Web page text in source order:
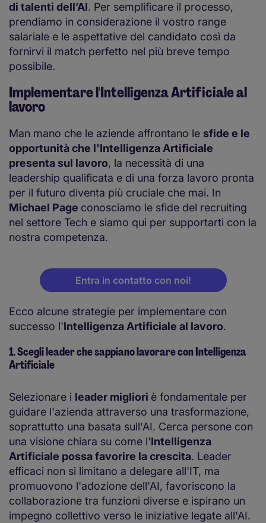
di talenti dell’AI. Per semplificare il processo,
prendiamo in considerazione il vostro range
salariale e le aspettative del candidato così da
fornirvi il match perfetto nel più breve tempo
possibile.
Implementare l'Intelligenza Artificiale al
lavoro
Man mano che le aziende affrontano le sfide e le
opportunità che l'Intelligenza Artificiale
presenta sul lavoro, la necessità di una
leadership qualificata e di una forza lavoro pronta
per il futuro diventa più cruciale che mai. In
Michael Page conosciamo le sfide del recruiting
nel settore Tech e siamo qui per supportarti con la
nostra competenza.
Entra in contatto con noi!
Ecco alcune strategie per implementare con
successo l'Intelligenza Artificiale al lavoro.
1. Scegli leader che sappiano lavorare con Intelligenza
Artificiale
Selezionare i leader migliori è fondamentale per
guidare l'azienda attraverso una trasformazione,
soprattutto una basata sull'AI. Cerca persone con
una visione chiara su come l'Intelligenza
Artificiale possa favorire la crescita. Leader
efficaci non si limitano a delegare all'IT, ma
promuovono l'adozione dell'AI, favoriscono la
collaborazione tra funzioni diverse e ispirano un
impegno collettivo verso le iniziative legate all'AI.